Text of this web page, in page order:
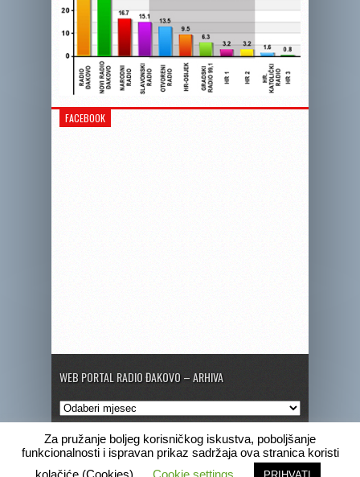
FACEBOOK
WEB PORTAL RADIO ĐAKOVO – ARHIVA
Web
portal
Radio
Đakovo
Copyright © 2020 Radio Đakovo
Za pružanje boljeg korisničkog iskustva, poboljšanje
funkcionalnosti i ispravan prikaz sadržaja ova stranica koristi
kolačiće (Cookies)
Cookie settings